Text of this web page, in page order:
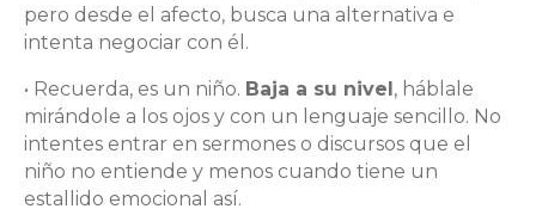
pero desde el afecto, busca una alternativa e
intenta negociar con él.
• Recuerda, es un niño. Baja a su nivel, háblale
mirándole a los ojos y con un lenguaje sencillo. No
intentes entrar en sermones o discursos que el
niño no entiende y menos cuando tiene un
estallido emocional así.